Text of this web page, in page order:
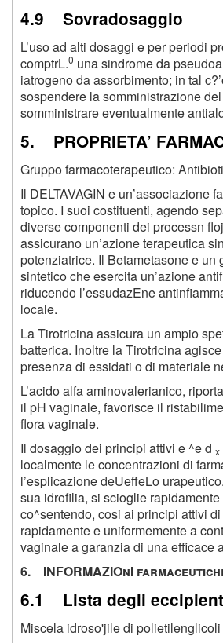
4.9 Sovradosaggio
L’uso ad alti dosaggi e per periodi
comptrL.0 una sindrome da
iatrogeno da assorbimento; in tal
sospendere la somministrazione
somministrare eventualmente
5. PROPRIETA’
Gruppo farmacoterapeutico:
Il DELTAVAGIN e un’associazione
topico. I suoi costituenti, agendo
diverse componenti dei processn
assicurano un’azione terapeutica
potenziatrice. Il Betametasone e un
sintetico che esercita un’azione
riducendo l’essudazEne
locale.
La Tirotricina assicura un ampio
batterica. Inoltre la Tirotricina
presenza di essidati o di materiale
L’acido alfa aminovalerianico,
il pH vaginale, favorisce il
flora vaginale.
Il dosaggio dei principi attivi e ^e d x
localmente le concentrazioni di
l’esplicazione deUeffeLo
sua idrofilia, si scioglie
co^sentendo, cosi ai principi attivi
rapidamente e uniformemente a
vaginale a garanzia di una efficace
6. INFORMAZIOnI
6.1 Lista degli
Miscela idroso'jile di polietilenglicoli